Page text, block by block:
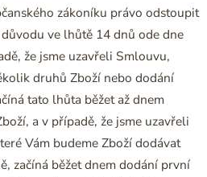
zákoníku právo odstoupit
ve lhůtě 14 dnů ode dne
že jsme uzavřeli Smlouvu,
druhů Zboží nebo dodání
tato lhůta běžet až dnem
a v případě, že jsme uzavřeli
Vám budeme Zboží dodávat
začíná běžet dnem dodání první